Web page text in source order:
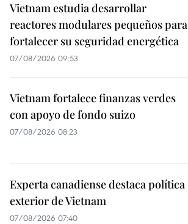
Vietnam estudia desarrollar
reactores modulares pequeños para
fortalecer su seguridad energética
07/08/2026 09:53
Vietnam fortalece finanzas verdes
con apoyo de fondo suizo
07/08/2026 08:23
Experta canadiense destaca política
exterior de Vietnam
07/08/2026 07:40